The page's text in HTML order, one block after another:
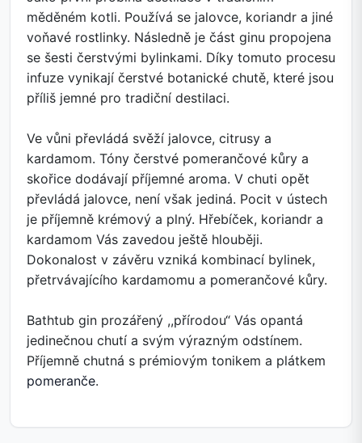
měděném kotli. Používá se jalovce, koriandr a jiné
voňavé rostlinky. Následně je část ginu propojena
se šesti čerstvými bylinkami. Díky tomuto procesu
infuze vynikají čerstvé botanické chutě, které jsou
příliš jemné pro tradiční destilaci.
Ve vůni převládá svěží jalovce, citrusy a
kardamom. Tóny čerstvé pomerančové kůry a
skořice dodávají příjemné aroma. V chuti opět
převládá jalovce, není však jediná. Pocit v ústech
je příjemně krémový a plný. Hřebíček, koriandr a
kardamom Vás zavedou ještě hlouběji.
Dokonalost v závěru vzniká kombinací bylinek,
přetrvávajícího kardamomu a pomerančové kůry.
Bathtub gin prozářený ,,přírodou“ Vás opantá
jedinečnou chutí a svým výrazným odstínem.
Příjemně chutná s prémiovým tonikem a plátkem
pomeranče.